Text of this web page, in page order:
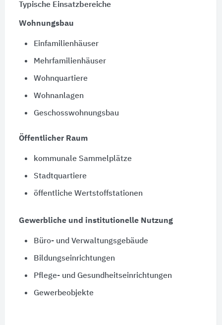
Typische Einsatzbereiche
Wohnungsbau
Einfamilienhäuser
Mehrfamilienhäuser
Wohnquartiere
Wohnanlagen
Geschosswohnungsbau
Öffentlicher Raum
kommunale Sammelplätze
Stadtquartiere
öffentliche Wertstoffstationen
Gewerbliche und institutionelle Nutzung
Büro- und Verwaltungsgebäude
Bildungseinrichtungen
Pflege- und Gesundheitseinrichtungen
Gewerbeobjekte